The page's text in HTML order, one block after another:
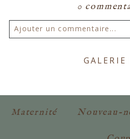
0
Ajouter un commentaire...
Votre email ne sera
Maternité Nouveau-